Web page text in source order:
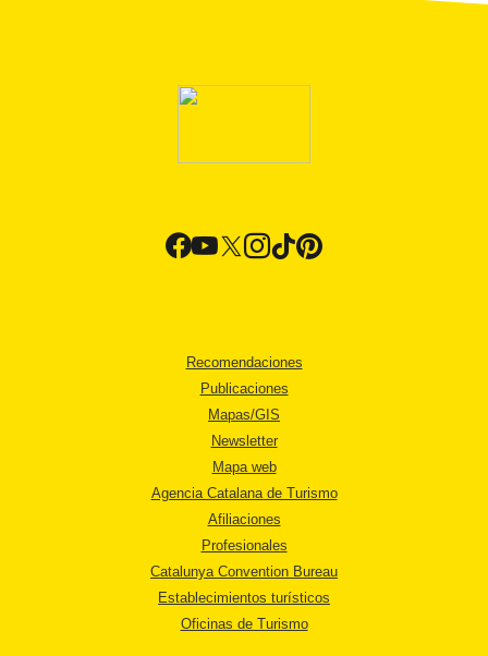
Recomendaciones
Publicaciones
Mapas/GIS
Newsletter
Mapa web
Agencia Catalana de Turismo
Afiliaciones
Profesionales
Catalunya Convention Bureau
Establecimientos turísticos
Oficinas de Turismo